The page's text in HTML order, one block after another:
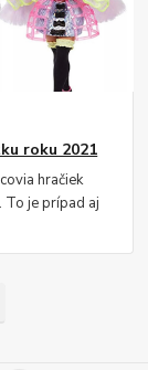
roku 2021
hračiek
To je prípad aj